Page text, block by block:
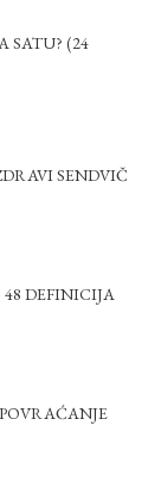
SATU? (24
SENDVIČ
DEFINICIJA